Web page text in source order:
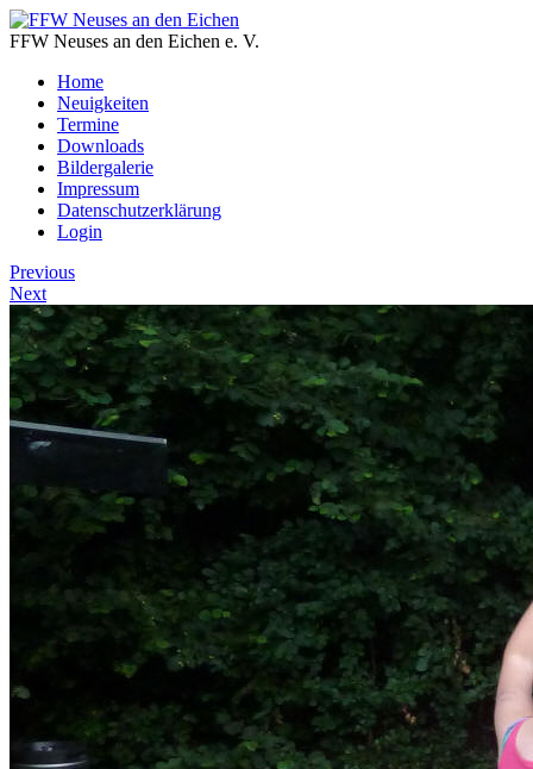
FFW Neuses an den Eichen e. V.
Home
Neuigkeiten
Termine
Downloads
Bildergalerie
Impressum
Datenschutzerklärung
Login
Previous
Next